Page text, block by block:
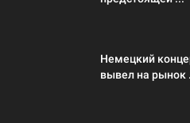
Немецкий
вывел на рынок